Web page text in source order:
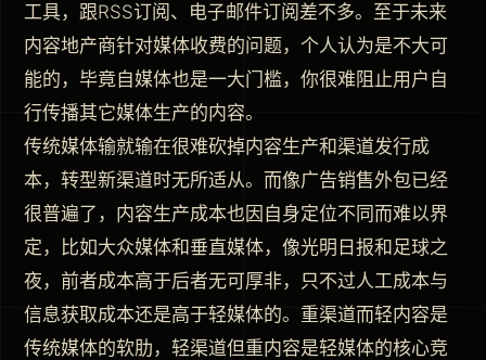
工具，跟RSS订阅、电子邮件订阅差不多。至于未来
内容地产商针对媒体收费的问题，个人认为是不大可
能的，毕竟自媒体也是一大门槛，你很难阻止用户自
行传播其它媒体生产的内容。
传统媒体输就输在很难砍掉内容生产和渠道发行成
本，转型新渠道时无所适从。而像广告销售外包已经
很普遍了，内容生产成本也因自身定位不同而难以界
定，比如大众媒体和垂直媒体，像光明日报和足球之
夜，前者成本高于后者无可厚非，只不过人工成本与
信息获取成本还是高于轻媒体的。重渠道而轻内容是
传统媒体的软肋，轻渠道但重内容是轻媒体的核心竞